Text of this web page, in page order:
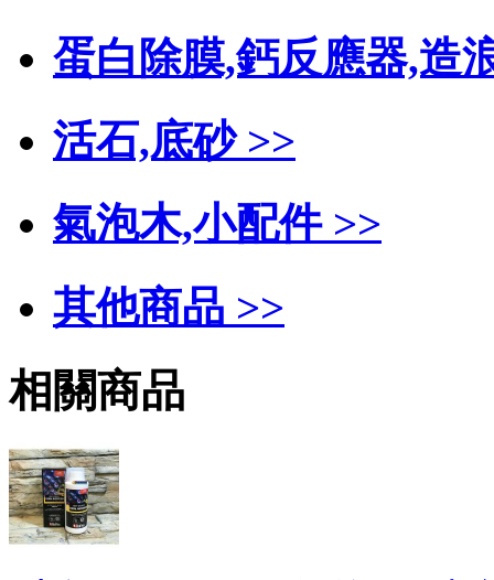
蛋白除膜,鈣反應器,造
活石,底砂 >>
氣泡木,小配件 >>
其他商品 >>
相關商品